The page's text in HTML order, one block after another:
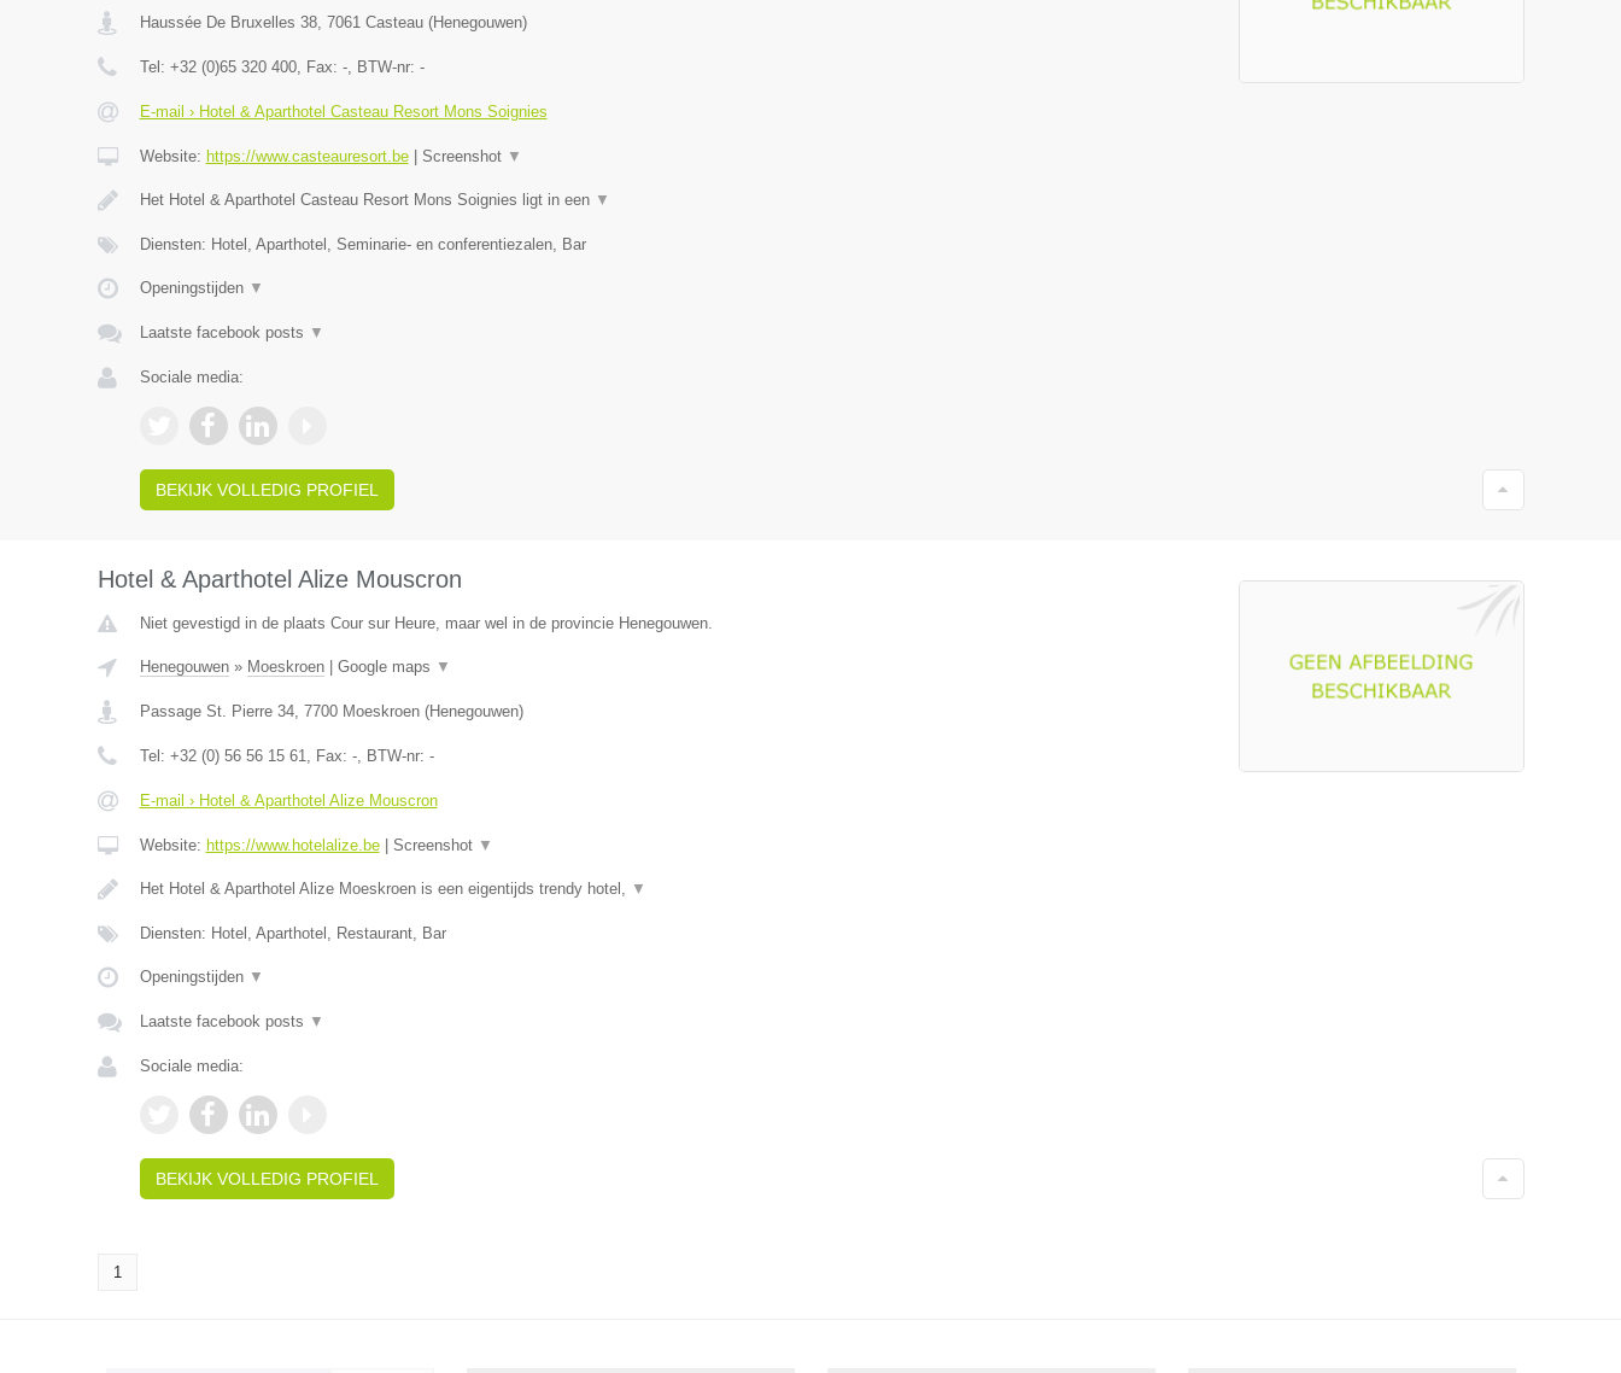
Haussée De Bruxelles 38, 7061 Casteau(Henegouwen)
Tel: +32 (0)65 320 400, Fax: -, BTW-nr: -
E-mail › Hotel & Aparthotel Casteau Resort Mons Soignies
Website: https://www.casteauresort.be| Screenshot ▼
Het Hotel & Aparthotel Casteau Resort Mons Soignies ligt in een ▼
Diensten: Hotel, Aparthotel, Seminarie- en conferentiezalen, Bar
Openingstijden ▼
Laatste facebook posts ▼
Sociale media:
BEKIJK VOLLEDIG PROFIEL
Hotel & Aparthotel Alize Mouscron
Niet gevestigd in de plaats Cour sur Heure, maar wel in de provincie Henegouwen.
Henegouwen» Moeskroen| Google maps ▼
Passage St. Pierre 34, 7700 Moeskroen(Henegouwen)
Tel: +32 (0) 56 56 15 61, Fax: -, BTW-nr: -
E-mail › Hotel & Aparthotel Alize Mouscron
Website: https://www.hotelalize.be| Screenshot ▼
Het Hotel & Aparthotel Alize Moeskroen is een eigentijds trendy hotel, ▼
Diensten: Hotel, Aparthotel, Restaurant, Bar
Openingstijden ▼
Laatste facebook posts ▼
Sociale media:
BEKIJK VOLLEDIG PROFIEL
1